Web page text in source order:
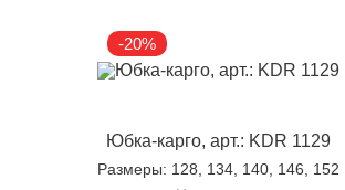
-20%
Юбка-карго, арт.: KDR 1129
Размеры: 128, 134, 140, 146, 152